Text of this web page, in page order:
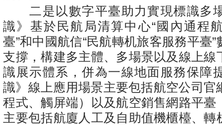
二是以數字平臺助力實現標識多
識》基於民航局清算中心“國內通程
臺”和中國航信“民航轉机旅客服務平臺
支撐，構建多主體、多場景以及線上線
識展示體系，併為一線地面服務保障
識》線上應用場景主要包括航空公司官
程式、觸屏端）以及航空銷售網路平臺
主要包括航廈人工及自助值機櫃檯、轉